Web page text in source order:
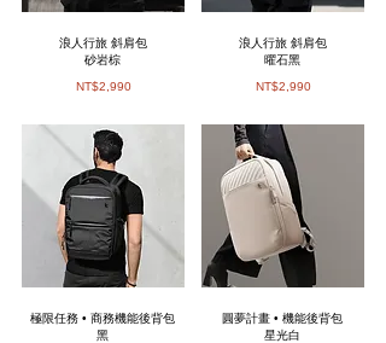
浪人行旅 斜肩包
砂岩棕
NT$2,990
極限任務 • 商務機能後背包
黑
浪人行旅 斜肩包
曜石黑
NT$2,990
圓夢計畫 • 機能後背包
星光白